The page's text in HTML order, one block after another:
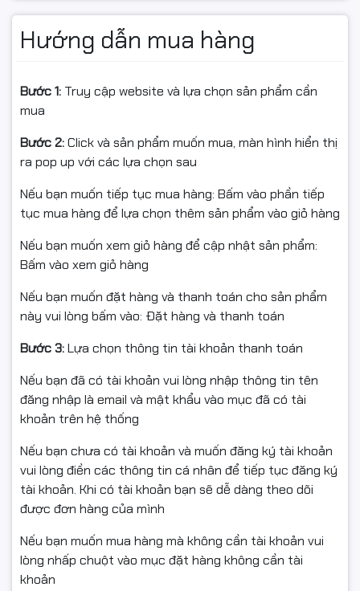
Sản phẩm chính hãng RAPOO:
Bảo hành uy tín, xuất hóa đơn VAT đầy đủ.
Thông số kỹ thuật
Model: RAPOO N110 Silent Black _12953
Kiểu chuột: Có dây, Silent Click
Độ phân giải: 1600 DPI
Chiều dài dây: 1.5m
Số nút: 3 nút (trái, phải, cuộn)
Màu sắc: Đen
Hướng dẫn mua hàng
Bước 1: Truy cập website và lựa chọn sản phẩm cần
mua
Bước 2:Click và sản phẩm muốn mua, màn hình hiển thị
ra pop up với các lựa chọn sau
Nếu bạn muốn tiếp tục mua hàng: Bấm vào phần tiếp
tục mua hàng để lựa chọn thêm sản phẩm vào giỏ hàng
Nếu bạn muốn xem giỏ hàng để cập nhật sản phẩm:
Bấm vào xem giỏ hàng
Nếu bạn muốn đặt hàng và thanh toán cho sản phẩm
này vui lòng bấm vào: Đặt hàng và thanh toán
Bước 3:Lựa chọn thông tin tài khoản thanh toán
Nếu bạn đã có tài khoản vui lòng nhập thông tin tên
đăng nhập là email và mật khẩu vào mục đã có tài
khoản trên hệ thống
Nếu bạn chưa có tài khoản và muốn đăng ký tài khoản
vui lòng điền các thông tin cá nhân để tiếp tục đăng ký
tài khoản. Khi có tài khoản bạn sẽ dễ dàng theo dõi
được đơn hàng của mình
Nếu bạn muốn mua hàng mà không cần tài khoản vui
lòng nhấp chuột vào mục đặt hàng không cần tài
khoản